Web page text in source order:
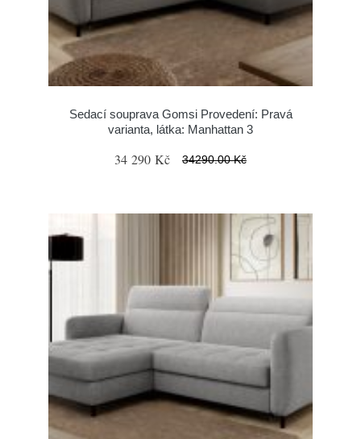
Sedací souprava Gomsi Provedení: Pravá
varianta, látka: Manhattan 3
34 290 Kč 34290.00 Kč